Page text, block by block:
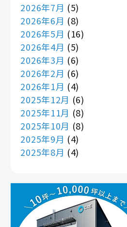
2026年7月 (5)
2026年6月 (8)
2026年5月 (16)
2026年4月 (5)
2026年3月 (6)
2026年2月 (6)
2026年1月 (4)
2025年12月 (6)
2025年11月 (8)
2025年10月 (8)
2025年9月 (4)
2025年8月 (4)